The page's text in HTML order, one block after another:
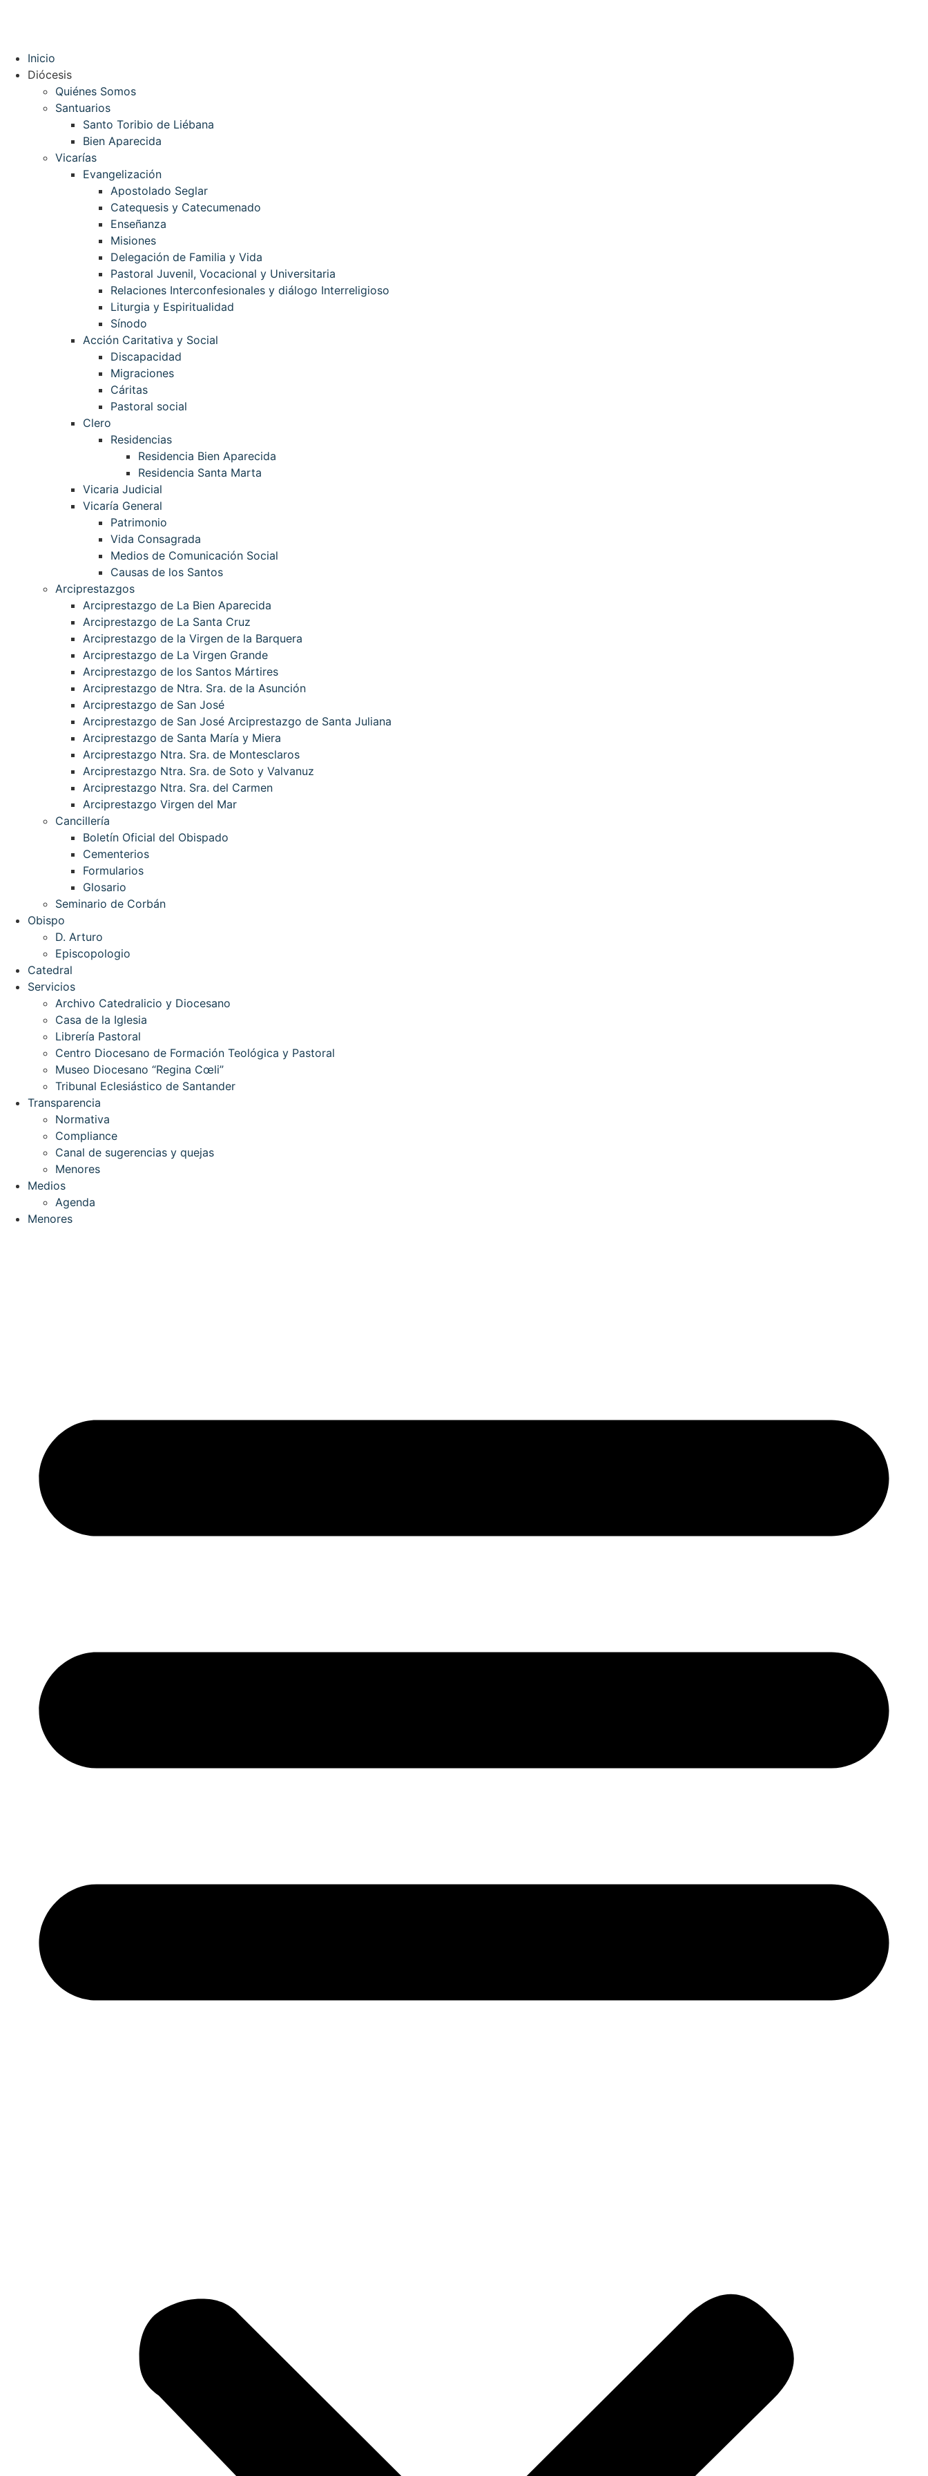
Inicio
Diócesis
Quiénes Somos
Santuarios
Santo Toribio de Liébana
Bien Aparecida
Vicarías
Evangelización
Apostolado Seglar
Catequesis y Catecumenado
Enseñanza
Misiones
Delegación de Familia y Vida
Pastoral Juvenil, Vocacional y Universitaria
Relaciones Interconfesionales y diálogo Interreligioso
Liturgia y Espiritualidad
Sínodo
Acción Caritativa y Social
Discapacidad
Migraciones
Cáritas
Pastoral social
Clero
Residencias
Residencia Bien Aparecida
Residencia Santa Marta
Vicaria Judicial
Vicaría General
Patrimonio
Vida Consagrada
Medios de Comunicación Social
Causas de los Santos
Arciprestazgos
Arciprestazgo de La Bien Aparecida
Arciprestazgo de La Santa Cruz
Arciprestazgo de la Virgen de la Barquera
Arciprestazgo de La Virgen Grande
Arciprestazgo de los Santos Mártires
Arciprestazgo de Ntra. Sra. de la Asunción
Arciprestazgo de San José
Arciprestazgo de San José Arciprestazgo de Santa Juliana
Arciprestazgo de Santa María y Miera
Arciprestazgo Ntra. Sra. de Montesclaros
Arciprestazgo Ntra. Sra. de Soto y Valvanuz
Arciprestazgo Ntra. Sra. del Carmen
Arciprestazgo Virgen del Mar
Cancillería
Boletín Oficial del Obispado
Cementerios
Formularios
Glosario
Seminario de Corbán
Obispo
D. Arturo
Episcopologio
Catedral
Servicios
Archivo Catedralicio y Diocesano
Casa de la Iglesia
Librería Pastoral
Centro Diocesano de Formación Teológica y Pastoral
Museo Diocesano “Regina Cœli”
Tribunal Eclesiástico de Santander
Transparencia
Normativa
Compliance
Canal de sugerencias y quejas
Menores
Medios
Agenda
Menores